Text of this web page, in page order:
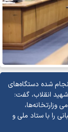
شده دستگاه‌های
انقلاب، گفت:
وزارتخانه‌ها،
را با ستاد ملی و